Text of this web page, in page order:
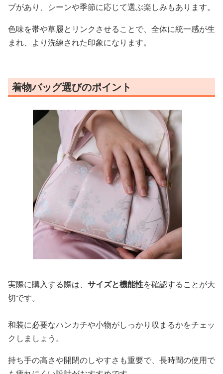
プがあり、シーンや季節に応じて選ぶ楽しみもあります。
色味を帯や草履とリンクさせることで、全体に統一感が生
まれ、より洗練された印象になります。
着物バッグ選びのポイント
実際に購入する際は、 サイズと機能性を確認することが大
切です。
和装に必要なハンカチや小物がしっかり収まるかをチェッ
クしましょう。
持ち手の高さや開閉のしやすさも重要で、長時間の使用で